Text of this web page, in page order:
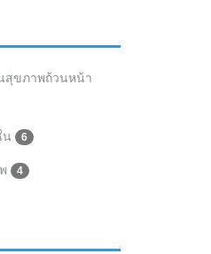
สุขภาพถ้วนหน้า
น 6
4